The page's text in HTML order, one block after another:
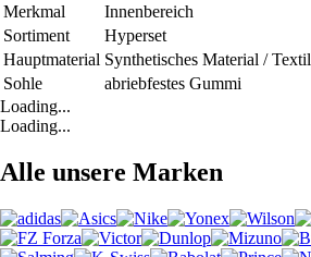
Merkmal
Innenbereich
Sortiment
Hyperset
Hauptmaterial Synthetisches Material / Textil
Sohle
abriebfestes Gummi
Loading...
Loading...
Alle unsere Marken